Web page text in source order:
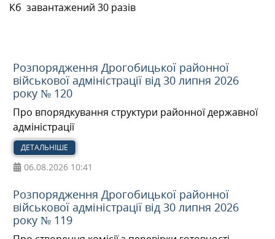
Кб завантажений 30 разів
Розпорядження Дрогобицької районної
військової адміністрації від 30 липня 2026
року № 120
Про впорядкування структури районної державної
адміністрації
ДЕТАЛЬНІШЕ
06.08.2026 10:41
Розпорядження Дрогобицької районної
військової адміністрації від 30 липня 2026
року № 119